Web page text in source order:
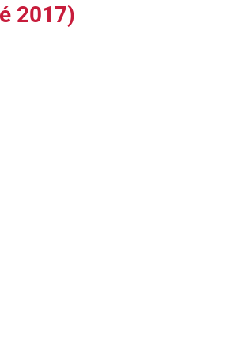
2017)